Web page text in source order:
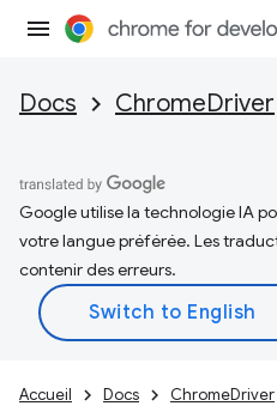
Docs ChromeDriver
Google utilise la technologie IA
votre langue préférée. Les
contenir des erreurs.
Accueil Docs ChromeDriver